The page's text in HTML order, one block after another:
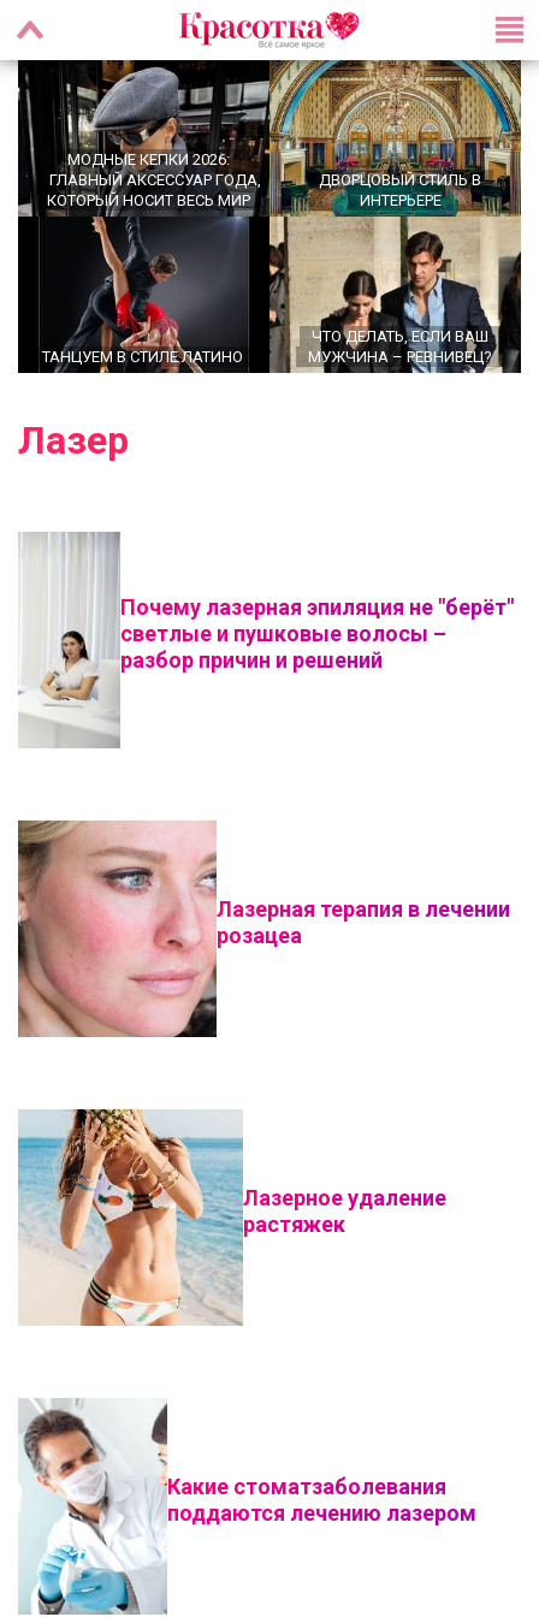
МОДНЫЕ КЕПКИ 2026:
ГЛАВНЫЙ АКСЕССУАР ГОДА,
КОТОРЫЙ НОСИТ ВЕСЬ МИР
ДВОРЦОВЫЙ СТИЛЬ В
ИНТЕРЬЕРЕ
ТАНЦУЕМ В СТИЛЕ ЛАТИНО
ЧТО ДЕЛАТЬ, ЕСЛИ ВАШ
МУЖЧИНА – РЕВНИВЕЦ?
Лазер
Почему лазерная эпиляция не "берёт"
светлые и пушковые волосы –
разбор причин и решений
Лазерная терапия в лечении
розацеа
Лазерное удаление
растяжек
Какие стоматзаболевания
поддаются лечению лазером